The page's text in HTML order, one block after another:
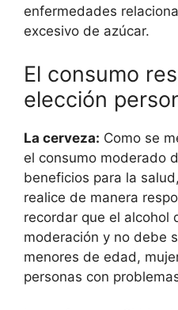
enfermedades
excesivo de azúcar.
El consumo
elección
La cerveza: Como se
el consumo moderado
beneficios para la
realice de manera
recordar que el alcohol
moderación y no debe
menores de edad,
personas con